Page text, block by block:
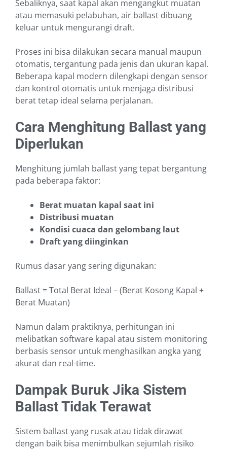
Sebaliknya, saat kapal akan mengangkut muatan
atau memasuki pelabuhan, air ballast dibuang
keluar untuk mengurangi draft.
Proses ini bisa dilakukan secara manual maupun
otomatis, tergantung pada jenis dan ukuran kapal.
Beberapa kapal modern dilengkapi dengan sensor
dan kontrol otomatis untuk menjaga distribusi
berat tetap ideal selama perjalanan.
Cara Menghitung Ballast yang
Diperlukan
Menghitung jumlah ballast yang tepat bergantung
pada beberapa faktor:
Berat muatan kapal saat ini
Distribusi muatan
Kondisi cuaca dan gelombang laut
Draft yang diinginkan
Rumus dasar yang sering digunakan:
Ballast = Total Berat Ideal – (Berat Kosong Kapal +
Berat Muatan)
Namun dalam praktiknya, perhitungan ini
melibatkan software kapal atau sistem monitoring
berbasis sensor untuk menghasilkan angka yang
akurat dan real-time.
Dampak Buruk Jika Sistem
Ballast Tidak Terawat
Sistem ballast yang rusak atau tidak dirawat
dengan baik bisa menimbulkan sejumlah risiko